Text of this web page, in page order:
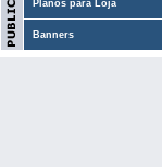
Planos para Loja
Banners